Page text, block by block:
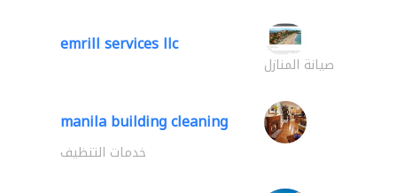
emrill services llc
صيانة المنازل
manila building cleaning
خدمات التنظيف